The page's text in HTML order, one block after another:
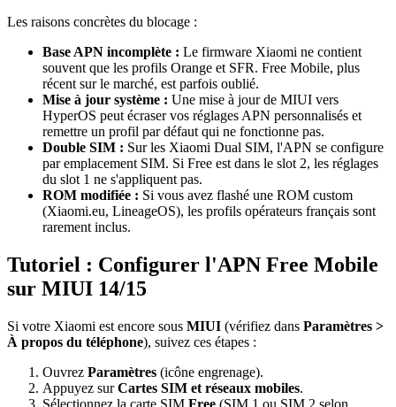
Les raisons concrètes du blocage :
Base APN incomplète : Le firmware Xiaomi ne contient
souvent que les profils Orange et SFR. Free Mobile, plus
récent sur le marché, est parfois oublié.
Mise à jour système : Une mise à jour de MIUI vers
HyperOS peut écraser vos réglages APN personnalisés et
remettre un profil par défaut qui ne fonctionne pas.
Double SIM : Sur les Xiaomi Dual SIM, l'APN se configure
par emplacement SIM. Si Free est dans le slot 2, les réglages
du slot 1 ne s'appliquent pas.
ROM modifiée : Si vous avez flashé une ROM custom
(Xiaomi.eu, LineageOS), les profils opérateurs français sont
rarement inclus.
Tutoriel : Configurer l'APN Free Mobile
sur MIUI 14/15
Si votre Xiaomi est encore sous MIUI (vérifiez dans Paramètres >
À propos du téléphone), suivez ces étapes :
Ouvrez Paramètres (icône engrenage).
Appuyez surCartes SIM et réseaux mobiles.
Sélectionnez la carte SIM Free (SIM 1 ou SIM 2 selon